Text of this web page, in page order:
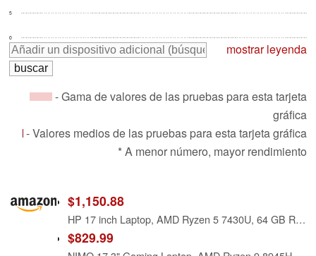
0
5
mostrar leyenda
- Gama de valores de las pruebas para esta tarjeta
gráfica
- Valores medios de las pruebas para esta tarjeta gráfica
* A menor número, mayor rendimiento
$1,150.88
HP 17 inch Laptop, AMD Ryzen 5 7430U, 64 GB RAM, 4 TB SSD, 17.3" FHD Display, AMD Radeon Graphics, Long Battery Life, Anti-Glare,Wi-Fi 6, Microsoft Office Lifetime License & Windows 11 Pro
$829.99